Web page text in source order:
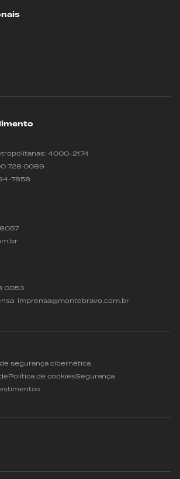
4000-2174
728 0089
7858
0053
imprensa@montebravo.com.br
segurança cibernética
Política de cookiesSegurança